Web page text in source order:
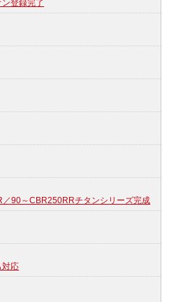
登録完了
90～CBR250RRチタンシリーズ完成
対応